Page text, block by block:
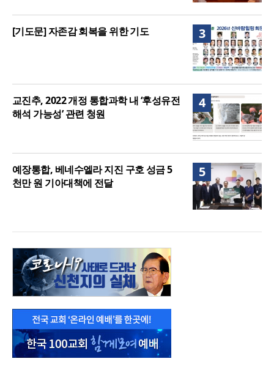
3
[기도문] 자존감 회복을 위한 기도
4
교진추, 2022 개정 통합과학 내 ‘후성유전
해석 가능성’ 관련 청원
5
예장통합, 베네수엘라 지진 구호 성금 5
천만 원 기아대책에 전달